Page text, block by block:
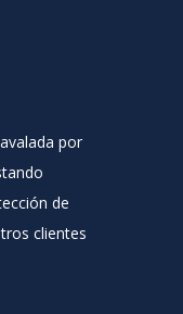
por
de
clientes